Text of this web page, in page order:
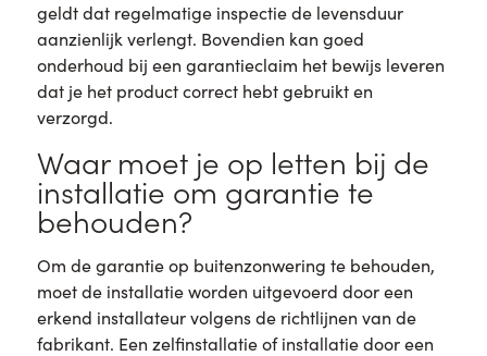
geldt dat regelmatige inspectie de levensduur
aanzienlijk verlengt. Bovendien kan goed
onderhoud bij een garantieclaim het bewijs leveren
dat je het product correct hebt gebruikt en
verzorgd.
Waar moet je op letten bij de
installatie om garantie te
behouden?
Om de garantie op buitenzonwering te behouden,
moet de installatie worden uitgevoerd door een
erkend installateur volgens de richtlijnen van de
fabrikant. Een zelfinstallatie of installatie door een